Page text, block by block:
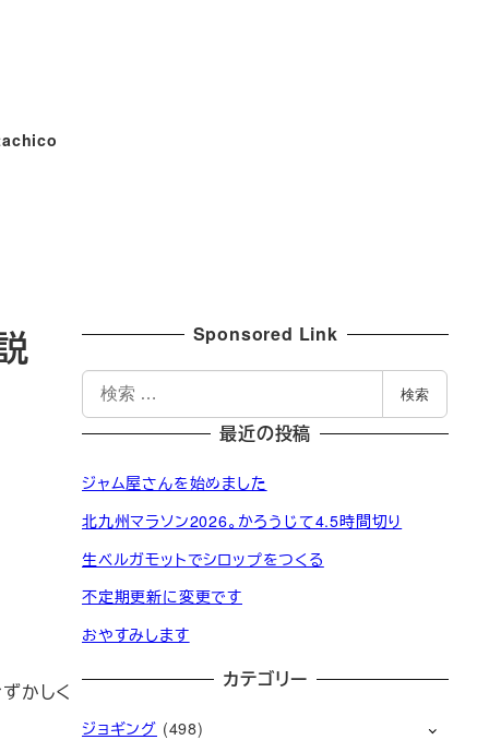
かしく
Sponsored Link
索
検索
最近の投稿
ジャム屋さんを始めました
北九州マラソン2026。かろうじて4.5時間切り
生ベルガモットでシロップをつくる
不定期更新に変更です
おやすみします
カテゴリー
ジョギング (498)